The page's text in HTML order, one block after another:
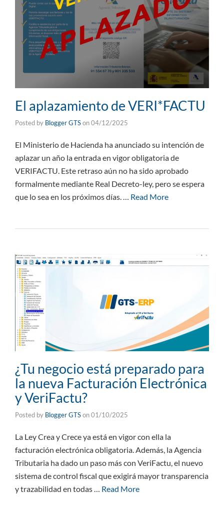
El aplazamiento de VERI*FACTU
Posted by Blogger GTSon04/12/2025
El Ministerio de Hacienda ha anunciado su intención de
aplazar un año la entrada en vigor obligatoria de
VERIFACTU. Este retraso aún no ha sido aprobado
formalmente mediante Real Decreto-ley, pero se espera
que lo sea en los próximos días. … Read More
¿Tu negocio está preparado para
la nueva Facturación Electrónica
y VeriFactu?
Posted by Blogger GTSon01/10/2025
La Ley Crea y Crece ya está en vigor con ella la
facturación electrónica obligatoria. Además, la Agencia
Tributaria ha dado un paso más con VeriFactu, el nuevo
sistema de control fiscal que exigirá mayor transparencia
y trazabilidad en todas … Read More